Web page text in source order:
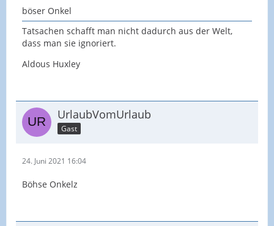
böser Onkel
Tatsachen schafft man nicht dadurch aus der Welt,
dass man sie ignoriert.
Aldous Huxley
UrlaubVomUrlaub
Gast
24. Juni 2021 16:04
Böhse Onkelz